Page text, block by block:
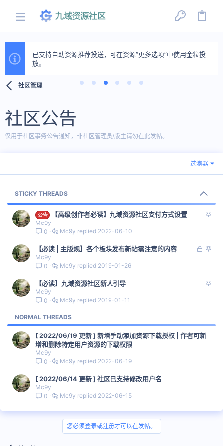
已支持自助资源推荐投送，可在资源“更多选项”中使用金粒投
放。
社区管理
社区公告
仅用于社区事务公告通知，非社区管理员/版主请勿在此发帖。
过滤器
STICKY THREADS
置
公告 【高级创作者必读】九域资源社区支付方式设置
Mc9y
0
2022-06-10
Mc9y
锁 置
【必读 | 主版规】各个板块发布新帖需注意的内容
Mc9y
0
2019-01-26
Mc9y
置
【必读】九域资源社区新人引导
Mc9y
0
2019-01-11
Mc9y
NORMAL THREADS
[ 2022/06/19 更新 ] 新增手动添加资源下载授权 | 作者可新
增和删除特定用户资源的下载权限
Mc9y
0
2022-06-19
Mc9y
[ 2022/06/14 更新 ] 社区已支持修改用户名
Mc9y
0
2022-06-15
Mc9y
您必须登录或注册才可以在发帖。